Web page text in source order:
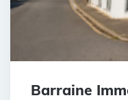
Barraine